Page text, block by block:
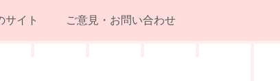
サイト ご意見・お問い合わせ